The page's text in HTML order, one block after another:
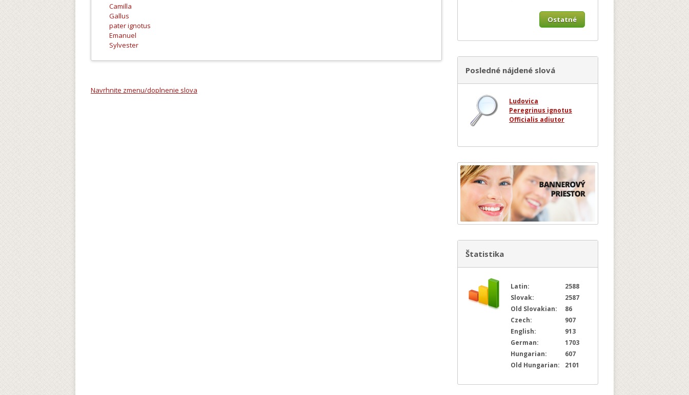
Camilla
Gallus
pater ignotus
Emanuel
Sylvester
Navrhnite zmenu/doplnenie slova
Ostatné
Posledné nájdené slová
Ludovica
Peregrinus ignotus
Officialis adiutor
Štatistika
Latin:
2588
Slovak:
2587
Old Slovakian:
86
Czech:
907
English:
913
German:
1703
Hungarian:
607
Old Hungarian:
2101